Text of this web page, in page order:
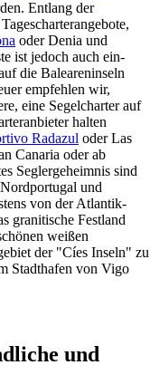
Entlang der
oder Denia und
ist jedoch auch ein-
die Baleareninseln
empfehlen wir,
eine Segelcharter auf
halten
Radazul oder Las
Canaria oder ab
Seglergeheimnis sind
und
von der Atlantik-
granitische Festland
weißen
der "Cíes Inseln" zu
Stadthafen von Vigo
und